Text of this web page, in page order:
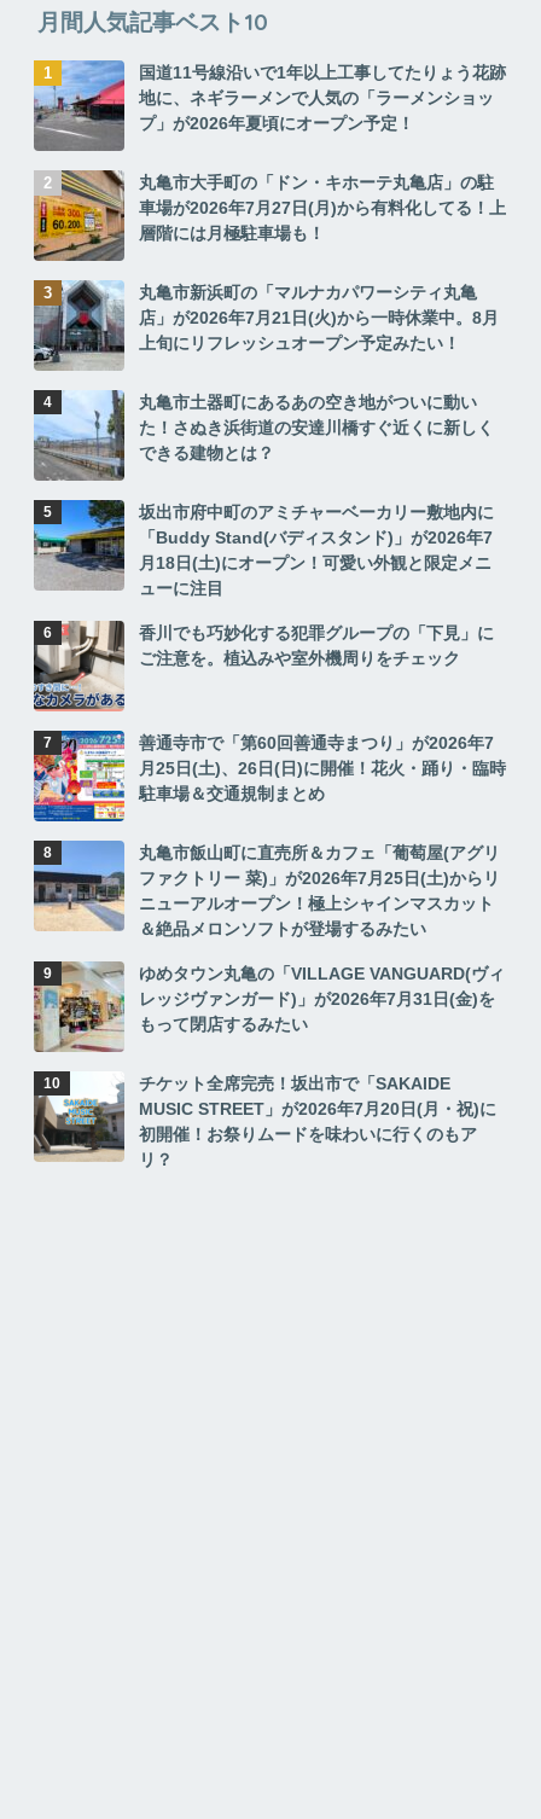
月間人気記事ベスト10
国道11号線沿いで1年以上工事してたりょう花跡
地に、ネギラーメンで人気の「ラーメンショッ
プ」が2026年夏頃にオープン予定！
丸亀市大手町の「ドン・キホーテ丸亀店」の駐
車場が2026年7月27日(月)から有料化してる！上
層階には月極駐車場も！
丸亀市新浜町の「マルナカパワーシティ丸亀
店」が2026年7月21日(火)から一時休業中。8月
上旬にリフレッシュオープン予定みたい！
丸亀市土器町にあるあの空き地がついに動い
た！さぬき浜街道の安達川橋すぐ近くに新しく
できる建物とは？
坂出市府中町のアミチャーベーカリー敷地内に
「Buddy Stand(バディスタンド)」が2026年7
月18日(土)にオープン！可愛い外観と限定メニ
ューに注目
香川でも巧妙化する犯罪グループの「下見」に
ご注意を。植込みや室外機周りをチェック
善通寺市で「第60回善通寺まつり」が2026年7
月25日(土)、26日(日)に開催！花火・踊り・臨時
駐車場＆交通規制まとめ
丸亀市飯山町に直売所＆カフェ「葡萄屋(アグリ
ファクトリー 菜)」が2026年7月25日(土)からリ
ニューアルオープン！極上シャインマスカット
＆絶品メロンソフトが登場するみたい
ゆめタウン丸亀の「VILLAGE VANGUARD(ヴィ
レッジヴァンガード)」が2026年7月31日(金)を
もって閉店するみたい
チケット全席完売！坂出市で「SAKAIDE
MUSIC STREET」が2026年7月20日(月・祝)に
初開催！お祭りムードを味わいに行くのもア
リ？